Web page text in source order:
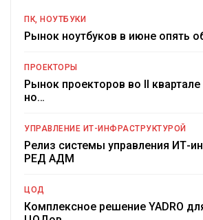
ПК, НОУТБУКИ
Рынок ноутбуков в июне опять
ПРОЕКТОРЫ
Рынок проекторов во II
но…
УПРАВЛЕНИЕ ИТ-ИНФРАСТРУКТУРОЙ
Релиз системы управления ИТ-
РЕД АДМ
ЦОД
Комплексное решение YADRO